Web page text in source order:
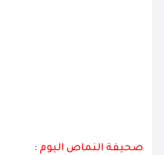
صحيفة النماص اليوم :